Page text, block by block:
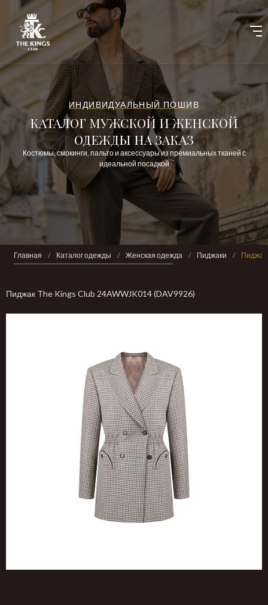
ИНДИВИДУАЛЬНЫЙ ПОШИВ
КАТАЛОГ МУЖСКОЙ И ЖЕНСКОЙ
ОДЕЖДЫ НА ЗАКАЗ
Костюмы, смокинги, пальто и аксессуары из премиальных тканей с
идеальной посадкой
Главная / Каталог одежды / Женская одежда / Пиджаки / Пиджак
Пиджак The Kings Club 24AWWJK014 (DAV9926)